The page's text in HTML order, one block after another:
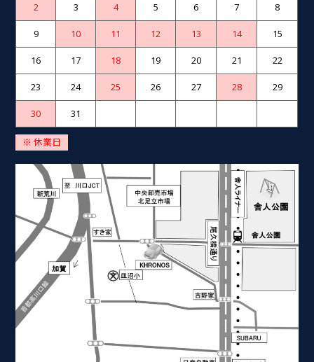
2 3 4 5 6 7 8
9 10 11 12 13 14 15
16 17 18 19 20 21 22
23 24 25 26 27 28 29
30 31
※ 休業日